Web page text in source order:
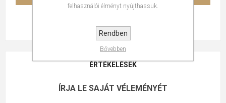
ÉRTÉKELÉSEK
ÍRJA LE SAJÁT VÉLEMÉNYÉT
felhasználói élményt nyújthassuk.
Rendben
Bővebben